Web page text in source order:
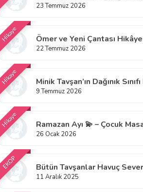
23 Temmuz 2026
Hikaye Ömer ve Yeni Çantası
22 Temmuz 2026
Hikaye Minik Tavşan’ın Dağınık
9 Temmuz 2026
Hikaye Ramazan Ayı 💫 – Çocuk
26 Ocak 2026
EKOP Bütün Tavşanlar Havuç
11 Aralık 2025